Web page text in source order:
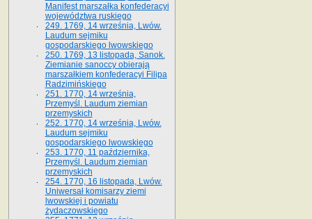
Manifest marszałka konfederacyi
województwa ruskiego
249. 1769, 14 września, Lwów.
Laudum sejmiku
gospodarskiego lwowskiego
250. 1769, 13 listopada, Sanok.
Ziemianie sanoccy obierają
marszałkiem konfederacyi Filipa
Radzimińskiego
251. 1770, 14 września,
Przemyśl. Laudum ziemian
przemyskich
252. 1770, 14 września, Lwów.
Laudum sejmiku
gospodarskiego lwowskiego
253. 1770, 11 października,
Przemyśl. Laudum ziemian
przemyskich
254. 1770, 16 listopada, Lwów.
Uniwersał komisarzy ziemi
lwowskiej i powiatu
żydaczowskiego